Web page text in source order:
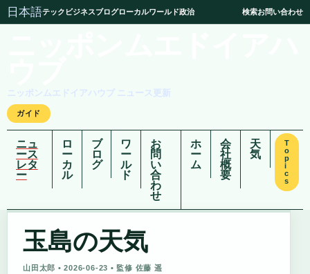
日本語テック ビジネスブログローカルワールド政治 検索お問い合わせ
ニッポンムエドイアハウブ ニュース更新
ガイド
ニュ
ース
レタ
ー
ロ
ー
カ
ル
ブ
ロ
グ
ワ
ー
ル
ド
お
問
い
合
わ
せ
ホ
ー
ム
会
社
概
要
天
気
T
o
p
i
c
s
玉島の天気
山田太郎 • 2026-06-23 • 監修 佐藤 遥